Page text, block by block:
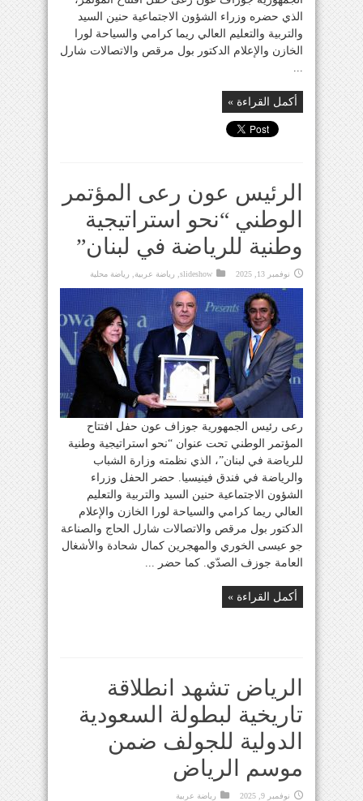
الذي حضره وزراء الشؤون الاجتماعية حنين السيد
والتربية والتعليم العالي ريما كرامي والسياحة لورا
الخازن والإعلام الدكتور بول مرقص والاتصالات شارل
...
أكمل القراءة »
الرئيس عون رعى المؤتمر
الوطني “نحو استراتيجية
وطنية للرياضة في لبنان”
نوفمبر 13, 2025 slideshow رياضة عربية رياضة محلية
رعى رئيس الجمهورية جوزاف عون حفل افتتاح
المؤتمر الوطني تحت عنوان “نحو استراتيجية وطنية
للرياضة في لبنان”، الذي نظمته وزارة الشباب
والرياضة في فندق فينيسيا. حضر الحفل وزراء
الشؤون الاجتماعية حنين السيد والتربية والتعليم
العالي ريما كرامي والسياحة لورا الخازن والإعلام
الدكتور بول مرقص والاتصالات شارل الحاج والصناعة
جو عيسى الخوري والمهجرين كمال شحادة والأشغال
العامة جوزف الصدّي. كما حضر ...
أكمل القراءة »
الرياض تشهد انطلاقة
تاريخية لبطولة السعودية
الدولية للجولف ضمن
موسم الرياض
نوفمبر 9, 2025 رياضة عربية